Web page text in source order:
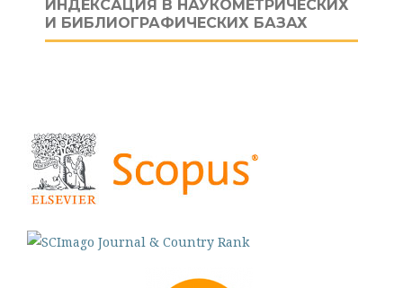
ИНДЕКСАЦИЯ В НАУКОМЕТРИЧЕСКИХ
И БИБЛИОГРАФИЧЕСКИХ БАЗАХ